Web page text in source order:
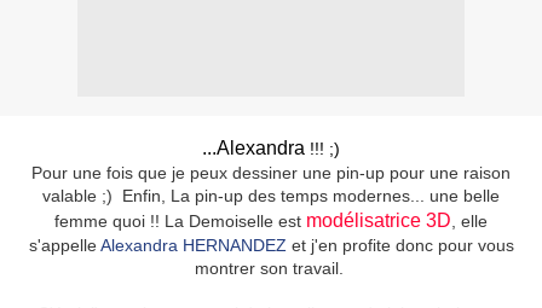
...Alexandra !!! ;)
Pour une fois que je peux dessiner une pin-up pour une raison
valable ;) Enfin, La pin-up des temps modernes... une belle
femme quoi !! La Demoiselle est modélisatrice 3D , elle
s'appelleAlexandra HERNANDEZ et j'en profite donc pour vous
montrer son travail.